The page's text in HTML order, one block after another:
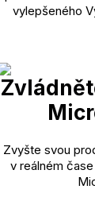
vylepšeného
Zvyšte svou
v reálném